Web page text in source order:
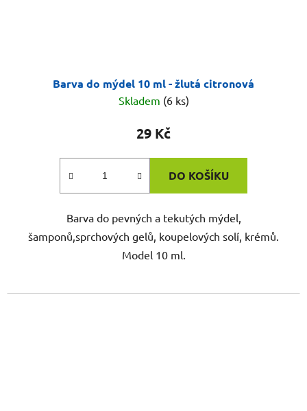
Barva do mýdel 10 ml - žlutá citronová
Skladem (6 ks)
29 Kč
DO KOŠÍKU
Barva do pevných a tekutých mýdel,
šamponů,sprchových gelů, koupelových solí, krémů.
Model 10 ml.